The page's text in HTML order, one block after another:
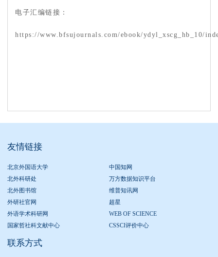
电子汇编链接：
https://www.bfsujournals.com/ebook/ydyl_xscg_hb_10/
友情链接
北京外国语大学
中国知网
北外科研处
万方数据知识平台
北外图书馆
维普知讯网
外研社官网
超星
外语学术科研网
WEB OF SCIENCE
国家哲社科文献中心
CSSCI评价中心
联系方式